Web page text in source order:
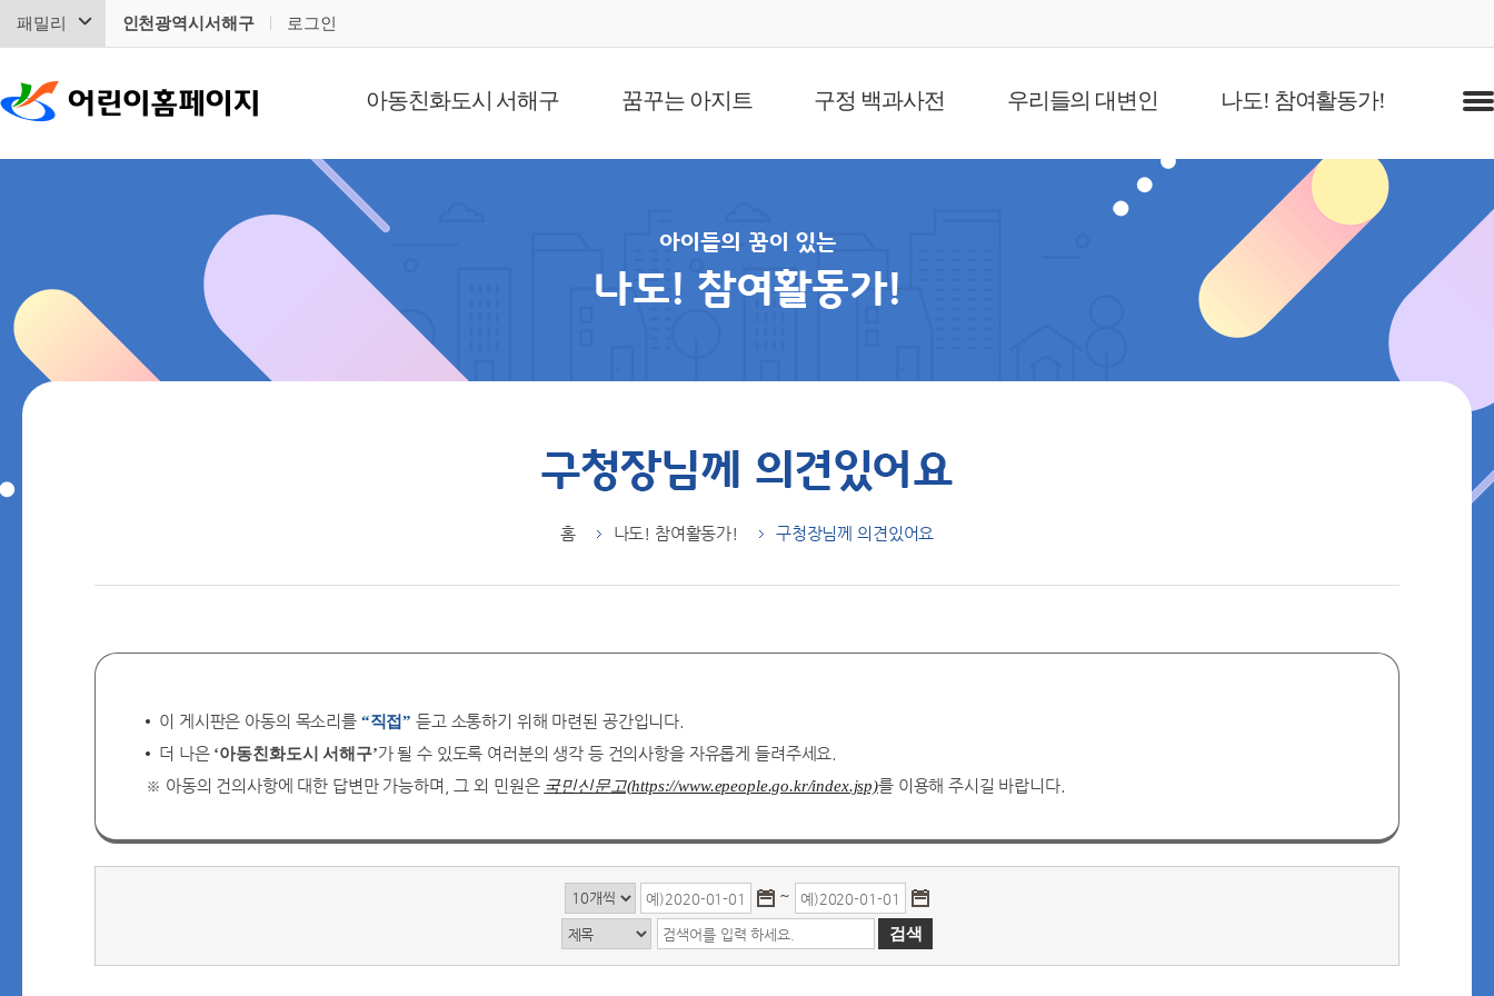
패밀리 인천광역시서해구 로그인
아동친화도시 서해구 꿈꾸는 아지트 구정 백과사전 우리들의 대변인 나도! 참여활동가!
홈 나도! 참여활동가! 구청장님께 의견있어요
이 게시판은 아동의 목소리를 “직접” 듣고 소통하기 위해 마련된 공간입니다.
더 나은 ‘아동친화도시 서해구’가 될 수 있도록 여러분의 생각 등 건의사항을 자유롭게 들려주세요.
※ 아동의 건의사항에 대한 답변만 가능하며, 그 외 민원은 국민신문고(https://www.epeople.go.kr/index.jsp)를 이용해 주시길 바랍니다.
~